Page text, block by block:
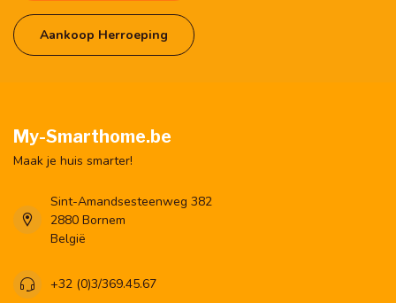
Aankoop Herroeping
My-Smarthome.be
Maak je huis smarter!
Sint-Amandsesteenweg 382
2880 Bornem
België
+32 (0)3/369.45.67